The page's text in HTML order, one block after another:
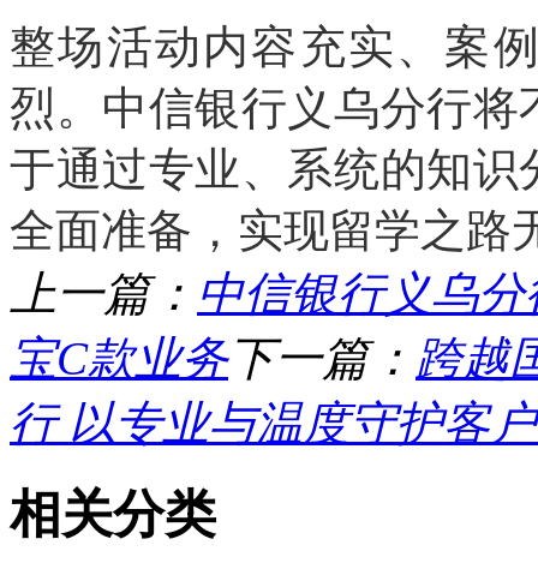
整场活动内容充实、案
烈。中信银行义乌分行
于通过专业、系统的知
全面准备，实现留学之路
上一篇： 中信银行义乌
宝C款业务下一篇： 跨越
行 以专业与温度守护客
相关分类